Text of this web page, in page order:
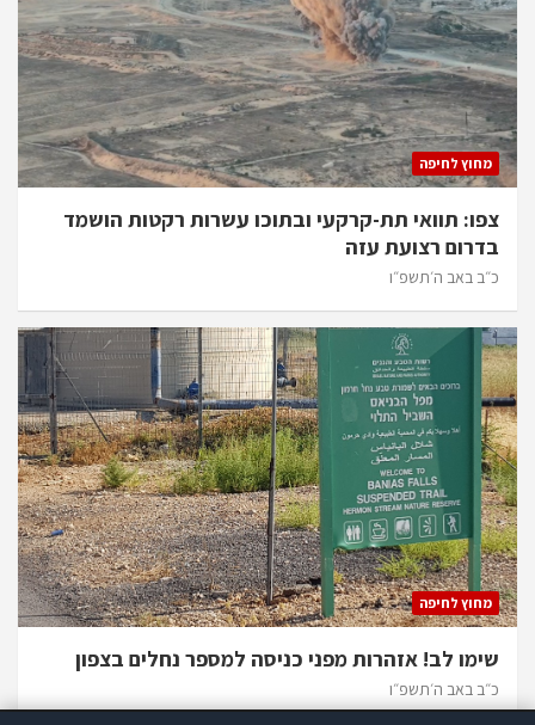
מחוץ לחיפה
צפו: תוואי תת-קרקעי ובתוכו עשרות רקטות הושמד
בדרום רצועת עזה
כ״ב באב ה׳תשפ״ו
מחוץ לחיפה
שימו לב! אזהרות מפני כניסה למספר נחלים בצפון
כ״ב באב ה׳תשפ״ו